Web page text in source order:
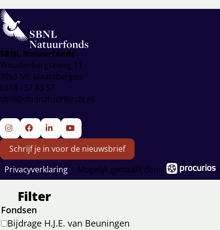
SBNL Natuurfonds
Woudenbergseweg 11
3953 ME Maarsbergen
0318 - 57 83 57
sbnl@sbnlnatuurfonds.nl
Ga
naar
Instagram
Ga
naar
Facebook
Ga
naar
LinkedIn
naar
YouTube
Schrijf je in voor de nieuwsbrief
Privacyverklaring
Mogelijk gemaakt door
Filter
Fondsen
Bijdrage H.J.E. van Beuningen